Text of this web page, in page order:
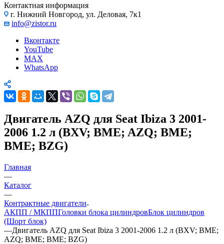
Контактная информация
г. Нижний Новгород, ул. Деловая, 7к1
info@zistor.ru
Вконтакте
YouTube
MAX
WhatsApp
Двигатель AZQ для Seat Ibiza 3 2001-
2006 1.2 л (BXV; BME; AZQ; BME;
BME; BZG)
Главная
—
Каталог
—
Контрактные двигатели
АКПП / МКППГоловки блока цилиндровБлок цилиндров
(Шорт блок)
—Двигатель AZQ для Seat Ibiza 3 2001-2006 1.2 л (BXV; BME;
AZQ; BME; BME; BZG)